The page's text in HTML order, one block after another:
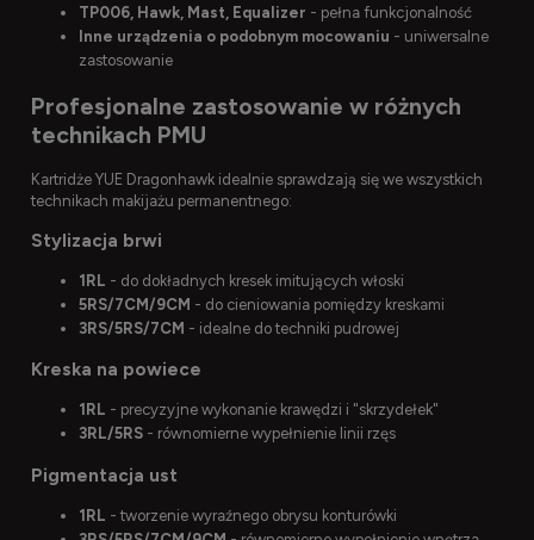
TP006, Hawk, Mast, Equalizer - pełna funkcjonalność
Inne urządzenia o podobnym mocowaniu - uniwersalne
zastosowanie
Profesjonalne zastosowanie w różnych
technikach PMU
Kartridże YUE Dragonhawk idealnie sprawdzają się we wszystkich
technikach makijażu permanentnego:
Stylizacja brwi
1RL - do dokładnych kresek imitujących włoski
5RS/7CM/9CM - do cieniowania pomiędzy kreskami
3RS/5RS/7CM - idealne do techniki pudrowej
Kreska na powiece
1RL - precyzyjne wykonanie krawędzi i "skrzydełek"
3RL/5RS - równomierne wypełnienie linii rzęs
Pigmentacja ust
1RL - tworzenie wyraźnego obrysu konturówki